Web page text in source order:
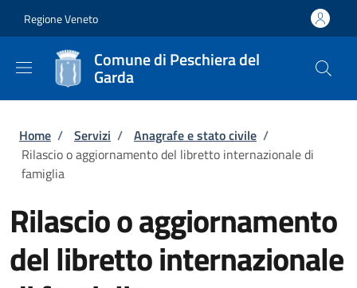
Regione Veneto
Comune di Peschiera del
Garda
Briciole di pane
Home / Servizi / Anagrafe e stato civile /
Rilascio o aggiornamento del libretto internazionale di
famiglia
Rilascio o aggiornamento
del libretto internazionale